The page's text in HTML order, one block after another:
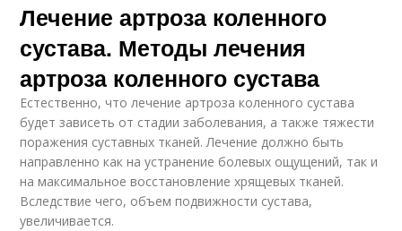
Лечение артроза коленного
сустава. Методы лечения
артроза коленного сустава
Естественно, что лечение артроза коленного сустава
будет зависеть от стадии заболевания, а также тяжести
поражения суставных тканей. Лечение должно быть
направленно как на устранение болевых ощущений, так и
на максимальное восстановление хрящевых тканей.
Вследствие чего, объем подвижности сустава,
увеличивается.